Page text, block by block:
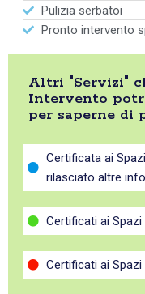
Pulizia serbatoi
Pronto intervento
Altri "Servizi"
Intervento
per saperne di
Certificata ai
rilasciato altre
Certificati ai Spazi
Certificati ai Spazi